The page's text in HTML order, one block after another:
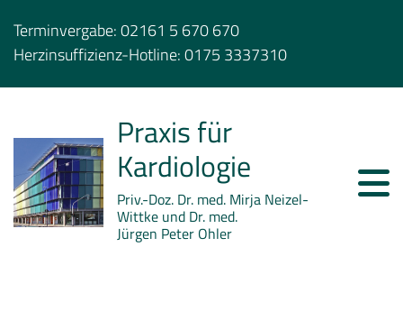
Terminvergabe:02161 5 670 670
Herzinsuffizienz-Hotline:0175 3337310
Praxis für
Kardiologie
Priv.-Doz. Dr. med. Mirja Neizel-
Wittke und Dr. med.
Jürgen Peter Ohler